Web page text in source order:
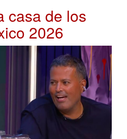
casa de los
2026